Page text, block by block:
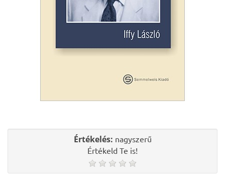
Értékelés: nagyszerű
Értékeld Te is!